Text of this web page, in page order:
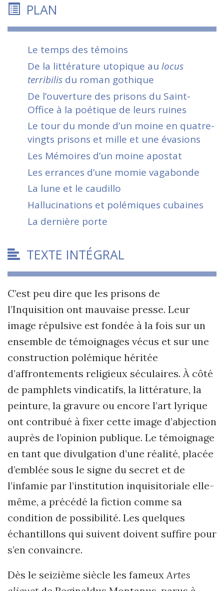
PLAN
Le temps des témoins
De la littérature utopique au locus
terribilis du roman gothique
De l’ouverture des prisons du Saint-
Office à la poétique de leurs ruines
Le tour du monde d’un moine en quatre-
vingts prisons et mille et une évasions
Les Mémoires d’un moine apostat
Les errances d’une momie vagabonde
La lune et le caudillo
Hallucinations et polémiques cubaines
La dernière porte
TEXTE INTÉGRAL
C’est peu dire que les prisons de
l’Inquisition ont mauvaise presse. Leur
image répulsive est fondée à la fois sur un
ensemble de témoignages vécus et sur une
construction polémique héritée
d’affrontements religieux séculaires. À côté
de pamphlets vindicatifs, la littérature, la
peinture, la gravure ou encore l’art lyrique
ont contribué à fixer cette image d’abjection
auprès de l’opinion publique. Le témoignage
en tant que divulgation d’une réalité, placée
d’emblée sous le signe du secret et de
l’infamie par l’institution inquisitoriale elle-
même, a précédé la fiction comme sa
condition de possibilité. Les quelques
échantillons qui suivent doivent suffire pour
s’en convaincre.
Dès le seizième siècle les fameux Artes